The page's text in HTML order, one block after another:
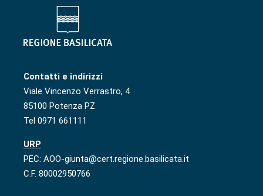
Contatti e indirizzi
Viale Vincenzo Verrastro, 4
85100 Potenza PZ
Tel 0971 661111
URP
PEC: AOO-giunta@cert.regione.basilicata.it
C.F. 80002950766